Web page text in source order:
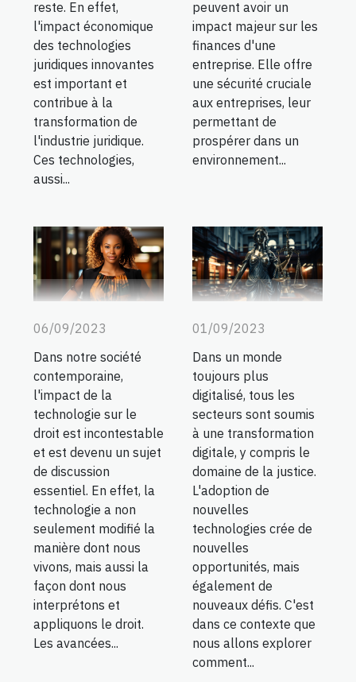
reste. En effet,
l'impact économique
des technologies
juridiques innovantes
est important et
contribue à la
transformation de
l'industrie juridique.
Ces technologies,
aussi...
peuvent avoir un
impact majeur sur les
finances d'une
entreprise. Elle offre
une sécurité cruciale
aux entreprises, leur
permettant de
prospérer dans un
environnement...
06/09/2023
Dans notre société
contemporaine,
l'impact de la
technologie sur le
droit est incontestable
et est devenu un sujet
de discussion
essentiel. En effet, la
technologie a non
seulement modifié la
manière dont nous
vivons, mais aussi la
façon dont nous
interprétons et
appliquons le droit.
Les avancées...
01/09/2023
Dans un monde
toujours plus
digitalisé, tous les
secteurs sont soumis
à une transformation
digitale, y compris le
domaine de la justice.
L'adoption de
nouvelles
technologies crée de
nouvelles
opportunités, mais
également de
nouveaux défis. C'est
dans ce contexte que
nous allons explorer
comment...